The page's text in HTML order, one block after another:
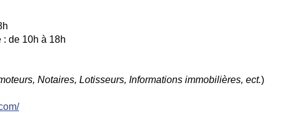
: de 10h à 18h
Notaires, Lotisseurs, Informations immobilières, ect.)